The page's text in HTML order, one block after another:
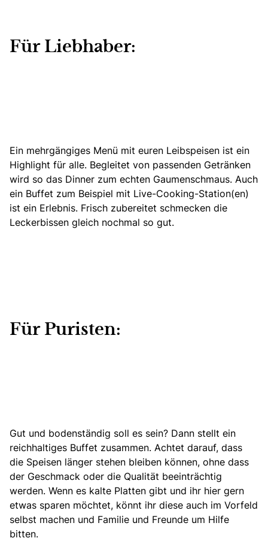
Für Liebhaber:
Ein mehrgängiges Menü mit euren Leibspeisen ist ein
Highlight für alle. Begleitet von passenden Getränken
wird so das Dinner zum echten Gaumenschmaus. Auch
ein Buffet zum Beispiel mit Live-Cooking-Station(en)
ist ein Erlebnis. Frisch zubereitet schmecken die
Leckerbissen gleich nochmal so gut.
Für Puristen:
Gut und bodenständig soll es sein? Dann stellt ein
reichhaltiges Buffet zusammen. Achtet darauf, dass
die Speisen länger stehen bleiben können, ohne dass
der Geschmack oder die Qualität beeinträchtig
werden. Wenn es kalte Platten gibt und ihr hier gern
etwas sparen möchtet, könnt ihr diese auch im Vorfeld
selbst machen und Familie und Freunde um Hilfe
bitten.